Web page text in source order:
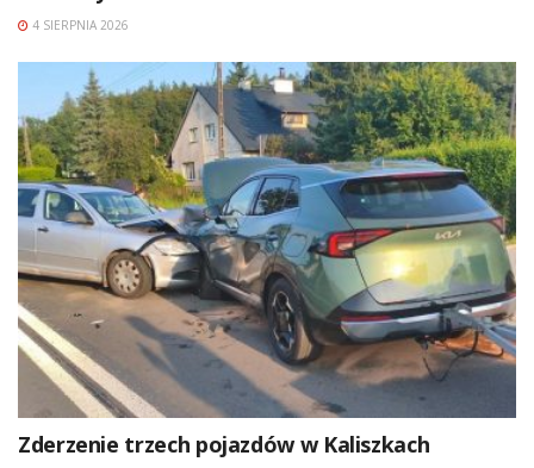
4 SIERPNIA 2026
Zderzenie trzech pojazdów w Kaliszkach